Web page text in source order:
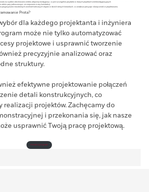
na szybkie odizolowanie widoku aktywnej kondygnacji, co jest szczególnie przydatne w dużych projektach wielokondygnacyjnych.
przy jednoczesnym zmniejszeniu masy konstrukcji.
przypisywanie niezależnych zwolnień końcowych słupów w dwóch różnych kierunkach, co zwiększa precyzję i elastyczność w projektowaniu.
Prota?
dla każdego projektanta i inżyniera
może nie tylko automatyzować
projektowe i usprawnić tworzenie
precyzyjnie analizować oraz
struktury.
efektywne projektowanie połączeń
detali konstrukcyjnych, co
realizacji projektów. Zachęcamy do
i przekonania się, jak nasze
usprawnić Twoją pracę projektową.
Pobierz program